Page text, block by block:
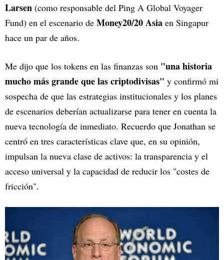
Larsen (como responsable del Ping A Global Voyager
Fund) en el escenario de Money20/20 Asia en Singapur
hace un par de años.
Me dijo que los tokens en las finanzas son "una historia
mucho más grande que las criptodivisas" y confirmó mi
sospecha de que las estrategias institucionales y los planes
de escenarios deberían actualizarse para tener en cuenta la
nueva tecnología de inmediato. Recuerdo que Jonathan se
centró en tres características clave que, en su opinión,
impulsan la nueva clase de activos: la transparencia y el
acceso universal y la capacidad de reducir los "costes de
fricción".